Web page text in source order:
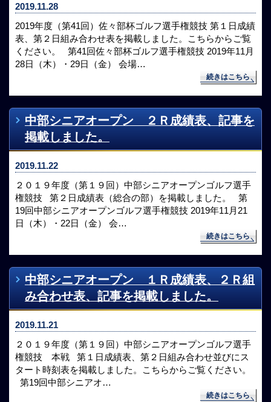
2019.11.28
2019年度（第41回）佐々部杯ゴルフ選手権競技 第１日成績
表、第２日組み合わせ表を掲載しました。こちらからご覧
ください。 第41回佐々部杯ゴルフ選手権競技 2019年11月
28日（木）・29日（金） 会場…
続きはこちら
中部シニアオープン ２Ｒ成績表、記事を
掲載しました。
2019.11.22
２０１９年度（第１９回）中部シニアオープンゴルフ選手
権競技 第２日成績表（総合の部）を掲載しました。 第
19回中部シニアオープンゴルフ選手権競技 2019年11月21
日（木）・22日（金） 会…
続きはこちら
中部シニアオープン １Ｒ成績表、２Ｒ組
み合わせ表、記事を掲載しました。
2019.11.21
２０１９年度（第１９回）中部シニアオープンゴルフ選手
権競技 本戦 第１日成績表、第２日組み合わせ並びにス
タート時刻表を掲載しました。こちらからご覧ください。
第19回中部シニアオ…
続きはこちら